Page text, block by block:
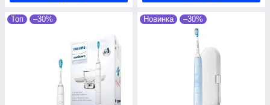
Топ –30% Новинка –30%